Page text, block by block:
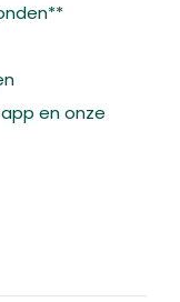
en onze